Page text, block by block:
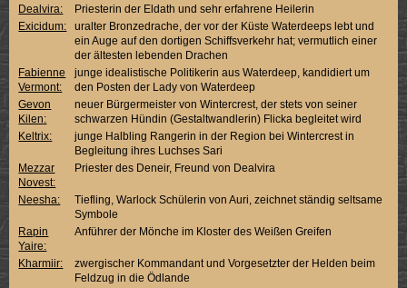
Dealvira:
Priesterin der Eldath und sehr erfahrene Heilerin
Exicidum:
uralter Bronzedrache, der vor der Küste Waterdeeps lebt und
ein Auge auf den dortigen Schiffsverkehr hat; vermutlich einer
der ältesten lebenden Drachen
Fabienne
Vermont:
junge idealistische Politikerin aus Waterdeep, kandidiert um
den Posten der Lady von Waterdeep
Gevon
Kilen:
neuer Bürgermeister von Wintercrest, der stets von seiner
schwarzen Hündin (Gestaltwandlerin) Flicka begleitet wird
Keltrix:
junge Halbling Rangerin in der Region bei Wintercrest in
Begleitung ihres Luchses Sari
Mezzar
Novest:
Priester des Deneir, Freund von Dealvira
Neesha:
Tiefling, Warlock Schülerin von Auri, zeichnet ständig seltsame
Symbole
Rapin
Yaire:
Anführer der Mönche im Kloster des Weißen Greifen
Kharmiir:
zwergischer Kommandant und Vorgesetzter der Helden beim
Feldzug in die Ödlande